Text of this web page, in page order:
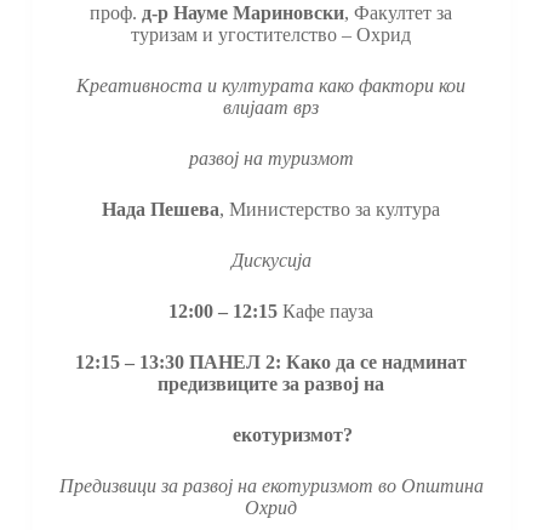
проф. д-р Науме Мариновски, Факултет за
туризам и угостителство – Охрид
Креативноста и културата како фактори кои
влијаат врз
развој на туризмот
Надa Пешева, Министерство за култура
Дискусија
12:00 – 12:15 Кафе пауза
12:15 – 13:30 ПАНЕЛ 2:Како да се надминат
предизвиците за развој на
екотуризмот?
Предизвици за развој на екотуризмот во Општина
Охрид